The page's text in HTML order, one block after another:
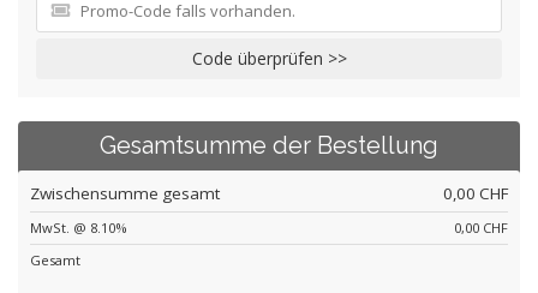
Code überprüfen >>
Gesamtsumme der Bestellung
Zwischensumme gesamt 0,00 CHF
MwSt. @ 8.10%
0,00 CHF
Gesamt